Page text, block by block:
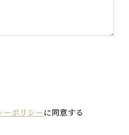
ーポリシーに同意する